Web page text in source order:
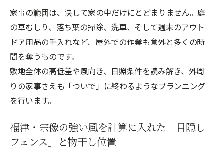
家事の範囲は、決して家の中だけにとどまりません。庭
の草むしり、落ち葉の掃除、洗車、そして週末のアウト
ドア用品の手入れなど、屋外での作業も意外と多くの時
間を奪うものです。
敷地全体の高低差や風向き、日照条件を読み解き、外周
りの家事さえも「ついで」に終わるようなプランニング
を行います。
福津・宗像の強い風を計算に入れた「目隠し
フェンス」と物干し位置